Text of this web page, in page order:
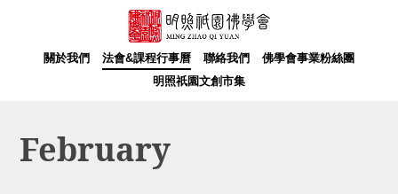
關於我們 法會&課程行事曆 聯絡我們
佛學會事業粉絲團
明照祇園文創市集
February